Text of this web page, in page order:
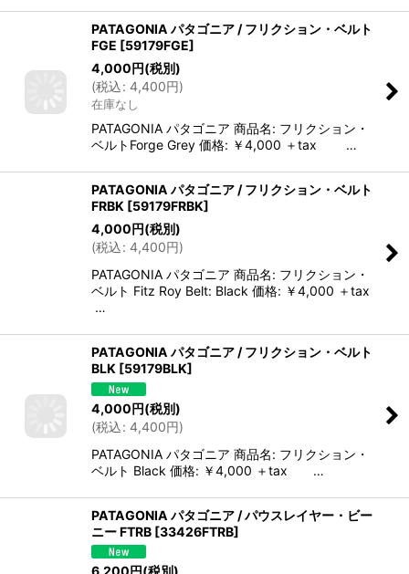
PATAGONIA パタゴニア / フリクション・ベルト
FGE [59179FGE]
4,000円(税別)
(税込: 4,400円)
在庫なし
PATAGONIA パタゴニア 商品名: フリクション・
ベルトForge Grey 価格: ￥4,000 ＋tax …
PATAGONIA パタゴニア / フリクション・ベルト
FRBK [59179FRBK]
4,000円(税別)
(税込: 4,400円)
PATAGONIA パタゴニア 商品名: フリクション・
ベルト Fitz Roy Belt: Black 価格: ￥4,000 ＋tax
…
PATAGONIA パタゴニア / フリクション・ベルト
BLK [59179BLK]
4,000円(税別)
(税込: 4,400円)
PATAGONIA パタゴニア 商品名: フリクション・
ベルト Black 価格: ￥4,000 ＋tax …
PATAGONIA パタゴニア / パウスレイヤー・ビー
ニー FTRB [33426FTRB]